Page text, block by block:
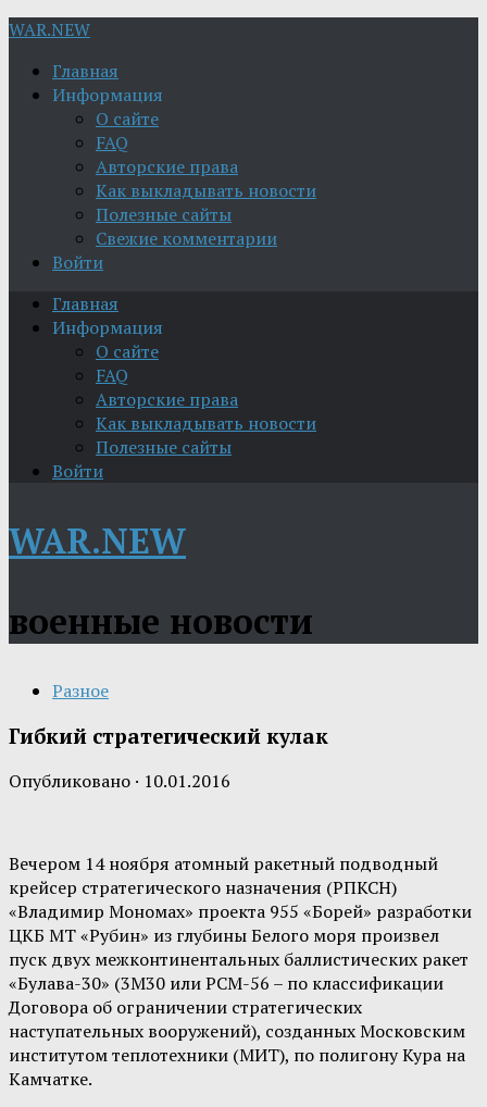
WAR.NEW
Главная
Информация
О сайте
FAQ
Авторские права
Как выкладывать новости
Полезные сайты
Свежие комментарии
Войти
Главная
Информация
О сайте
FAQ
Авторские права
Как выкладывать новости
Полезные сайты
Войти
WAR.NEW
военные новости
Разное
Гибкий стратегический кулак
Опубликовано · 10.01.2016
Вечером 14 ноября атомный ракетный подводный
крейсер стратегического назначения (РПКСН)
«Владимир Мономах» проекта 955 «Борей» разработки
ЦКБ МТ «Рубин» из глубины Белого моря произвел
пуск двух межконтинентальных баллистических ракет
«Булава-30» (3М30 или РСМ-56 – по классификации
Договора об ограничении стратегических
наступательных вооружений), созданных Московским
институтом теплотехники (МИТ), по полигону Кура на
Камчатке.